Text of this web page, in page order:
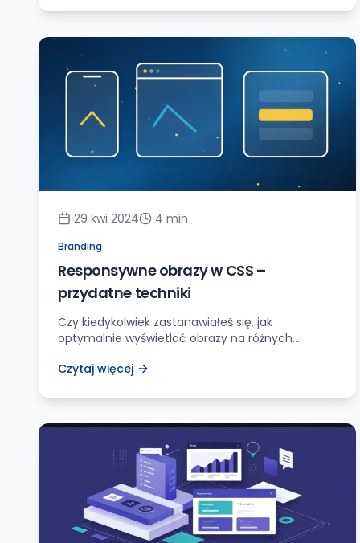
ludzki umysł interpretuje i reaguje na różne
typografia. Przez dogłębne zrozumienie tych
czynników projektanci UI […]
29 kwi 2024 4 min
Branding
Responsywne obrazy w CSS –
przydatne techniki
Czy kiedykolwiek zastanawiałeś się, jak
optymalnie wyświetlać obrazy na różnych
techniki CSS, które mogą pomóc Ci w tym
całą masą cennych informacji na ten temat!
Czytaj więcej